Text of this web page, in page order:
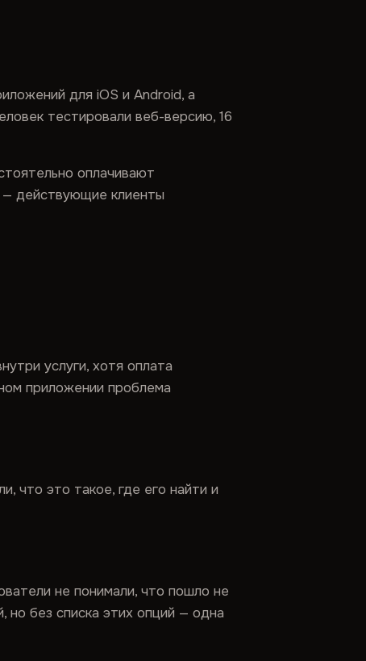
для iOS и Android, а
тестировали веб-версию, 16
оплачивают
— действующие клиенты
услуги, хотя оплата
приложении проблема
что это такое, где его найти и
не понимали, что пошло не
но без списка этих опций — одна